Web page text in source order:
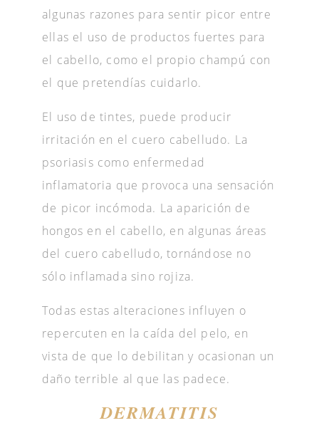
algunas razones para sentir picor entre
ellas el uso de productos fuertes para
el cabello, como el propio champú con
el que pretendías cuidarlo.
El uso de tintes, puede producir
irritación en el cuero cabelludo. La
psoriasis como enfermedad
inflamatoria que provoca una sensación
de picor incómoda. La aparición de
hongos en el cabello, en algunas áreas
del cuero cabelludo, tornándose no
sólo inflamada sino rojiza.
Todas estas alteraciones influyen o
repercuten en la caída del pelo, en
vista de que lo debilitan y ocasionan un
daño terrible al que las padece.
DERMATITIS